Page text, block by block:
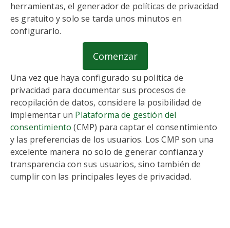
herramientas, el generador de políticas de privacidad
es gratuito y solo se tarda unos minutos en
configurarlo.
Comenzar
Una vez que haya configurado su política de
privacidad para documentar sus procesos de
recopilación de datos, considere la posibilidad de
implementar un Plataforma de gestión del
consentimiento (CMP) para captar el consentimiento
y las preferencias de los usuarios. Los CMP son una
excelente manera no solo de generar confianza y
transparencia con sus usuarios, sino también de
cumplir con las principales leyes de privacidad.